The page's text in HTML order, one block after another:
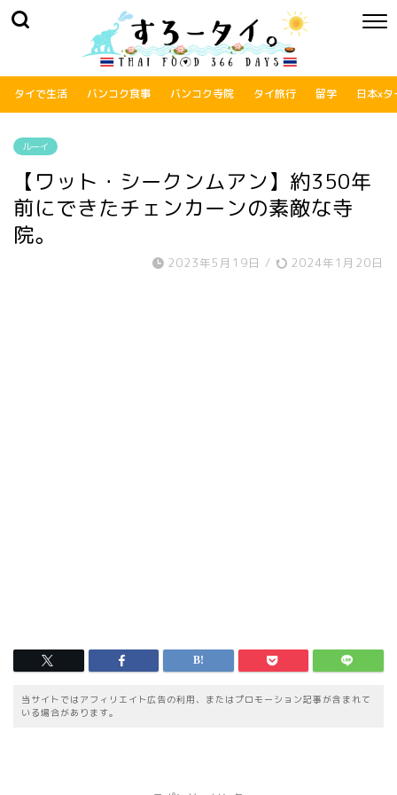
タイで生活 バンコク食事 バンコク寺院 タイ旅行 留学 日本xタ
ルーイ
【ワット・シークンムアン】約350年
前にできたチェンカーンの素敵な寺
院。
2023年5月19日 / 2024年1月20日
当サイトではアフィリエイト広告の利用、またはプロモーション記事が含まれて
いる場合があります。